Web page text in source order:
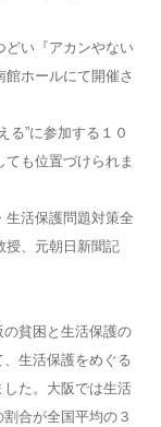
い『アカンやない
ホールにて開催さ
る”に参加する１０
も位置づけられま
活保護問題対策全
授、元朝日新聞記
貧困と生活保護の
生活保護をめぐる
た。大阪では生活
合が全国平均の３